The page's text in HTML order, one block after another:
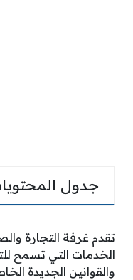
جدول
تقدم غرفة التجارة
الخدمات التي تسمح
والقوانين الجديدة